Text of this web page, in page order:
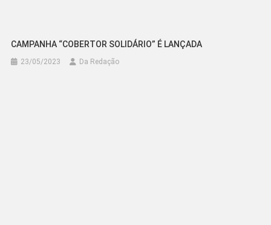
CAMPANHA “COBERTOR SOLIDÁRIO” É LANÇADA
23/05/2023 Da Redação